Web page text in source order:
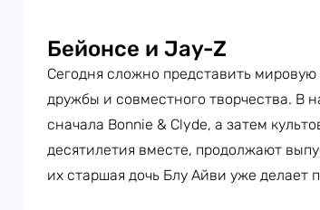
Бейонсе и Jay-Z
Сегодня сложно представить
дружбы и совместного творчества. В
сначала Bonnie & Clyde, а затем
десятилетия вместе, продолжают
их старшая дочь Блу Айви уже делает